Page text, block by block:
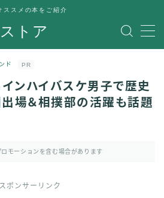
トア
ススメの本をご紹介
ド PR
インハイバスケ男子で歴史
場＆相撲部の活躍も話題
モーションを含む場合があります
スポンサーリンク